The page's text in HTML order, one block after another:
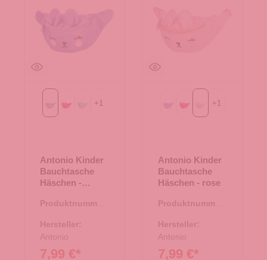
Purplefuchsiamint
+ 1
Antonio Kinder
Bauchtasche
Häschen -
Produktnummer:
Hersteller:
Antonio
7,99 €*
Purplefuchsiarose
+ 1
Antonio Kinder
Bauchtasche
Häschen - rose
Produktnummer:
Hersteller:
Antonio
7,99 €*